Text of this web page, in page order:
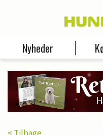
Nyheder